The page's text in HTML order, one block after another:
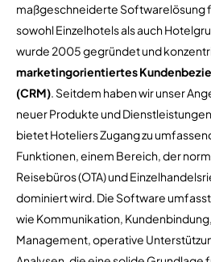
maßgeschneiderte Softwarelösung
sowohl Einzelhotels als auch
wurde 2005 gegründet und
marketingorientiertes
(CRM). Seitdem haben wir unser
neuer Produkte und
bietet Hoteliers Zugang zu
Funktionen, einem Bereich, der
Reisebüros (OTA) und
dominiert wird. Die Software
wie Kommunikation,
Management, operative